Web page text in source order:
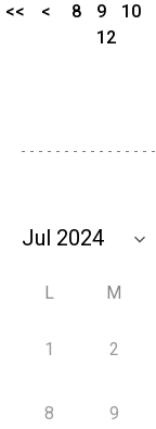
<< < 8 9 10
12
L M
1 2
8 9